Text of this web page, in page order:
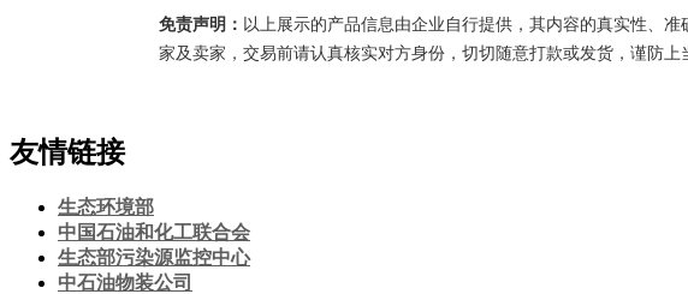
免责声明： 以上展示的产品信息由企业自行提供，其内容的真实性、
家及卖家，交易前请认真核实对方身份，切切随意打款或发货，谨防上
友情链接
生态环境部
中国石油和化工联合会
生态部污染源监控中心
中石油物装公司